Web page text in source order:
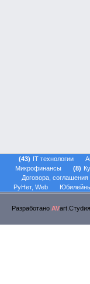
43 IT технологии
Микрофинансы
8
Договора, соглашения
РуНет, Web
Разработано AVart.Стуdия